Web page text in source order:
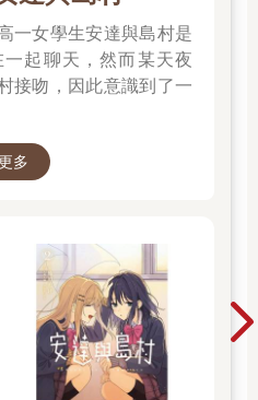
一女學生安達與島村是
起聊天，然而某天夜
接吻，因此意識到了一
多